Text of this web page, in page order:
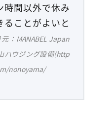
時間以外で休み
ことがよいと
：MANABEL Japan
ハウジング設備(http
nonoyama/